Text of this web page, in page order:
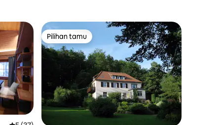
Pilihan tamu
Pilihan tamu